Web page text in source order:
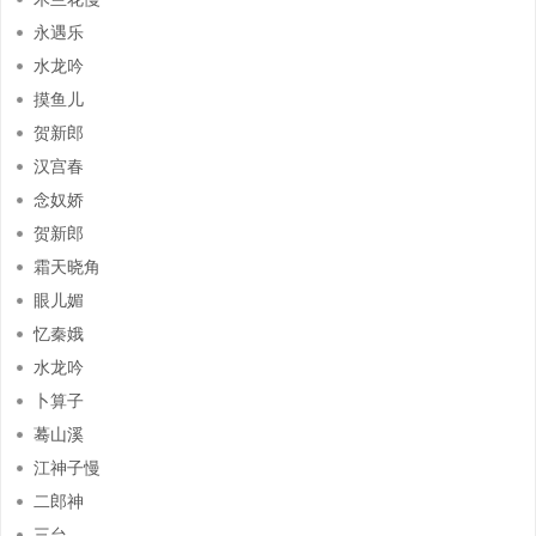
永遇乐
水龙吟
摸鱼儿
贺新郎
汉宫春
念奴娇
贺新郎
霜天晓角
眼儿媚
忆秦娥
水龙吟
卜算子
蓦山溪
江神子慢
二郎神